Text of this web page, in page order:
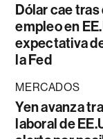
Dólar cae
empleo en
expectativa
la Fed
MERCADOS
Yen avanza
laboral de